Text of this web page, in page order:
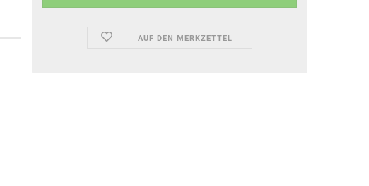
AUF DEN MERKZETTEL